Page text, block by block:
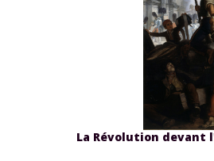
La Révolution devant